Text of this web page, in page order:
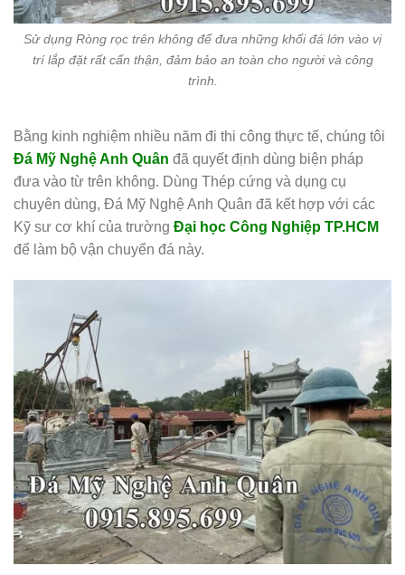
Sử dụng Ròng rọc trên không để đưa những khối đá lớn vào vị
trí lắp đặt rất cẩn thận, đảm bảo an toàn cho người và công
trình.
Bằng kinh nghiệm nhiều năm đi thi công thực tế, chúng tôi
Đá Mỹ Nghệ Anh Quân đã quyết định dùng biện pháp
đưa vào từ trên không. Dùng Thép cứng và dụng cụ
chuyên dùng, Đá Mỹ Nghệ Anh Quân đã kết hợp với các
Kỹ sư cơ khí của trường Đại học Công Nghiệp TP.HCM
để làm bộ vận chuyển đá này.